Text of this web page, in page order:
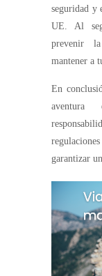
seguridad y
UE. Al
prevenir
mantener a
En
aventura
garantizar